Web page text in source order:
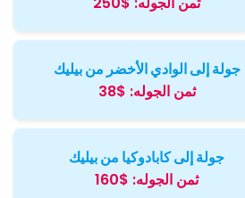
جولة إلى الوادي الأخضر من بيليك
ثمن الجوله: $38
جولة إلى كابادوكيا من بيليك
ثمن الجوله: $160